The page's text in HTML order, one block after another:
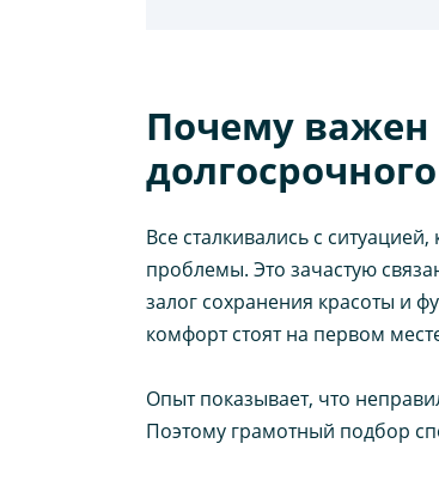
Почему важен
Все сталкивались с
проблемы. Это зачастую
залог сохранения красоты и
комфорт стоят на первом
Опыт показывает, что
Поэтому грамотный подбор